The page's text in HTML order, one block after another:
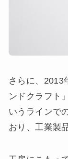
さらに、2013
ンドクラフト
いうラインで
おり、工業製